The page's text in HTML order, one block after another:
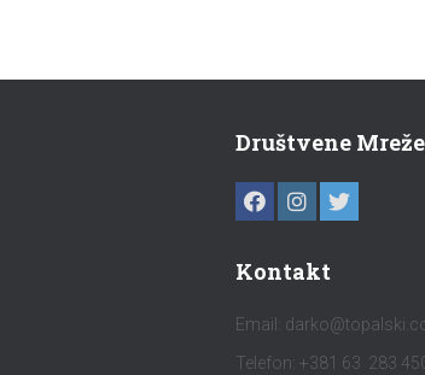
Društvene Mreže
Kontakt
Email:
Telefon: +381 63 283